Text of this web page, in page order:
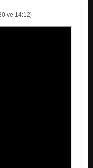
ve 14:12)